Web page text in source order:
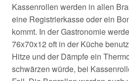
Kassenrollen werden in allen
eine Registrierkasse oder ein
kommt. In der Gastronomie
76x70x12 oft in der Küche
Hitze und der Dämpfe ein
schwärzen würde, bei